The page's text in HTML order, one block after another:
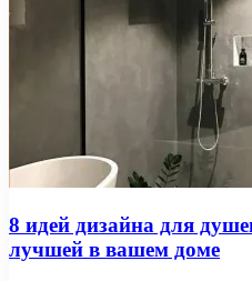
8 идей дизайна для
лучшей в вашем доме